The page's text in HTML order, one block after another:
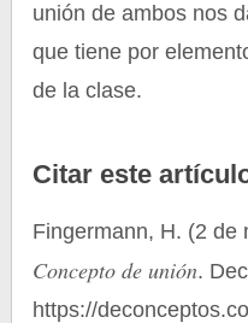
unión de ambos nos
que tiene por
de la clase.
Citar este
Fingermann, H. (2 de
Concepto de unión.
https://